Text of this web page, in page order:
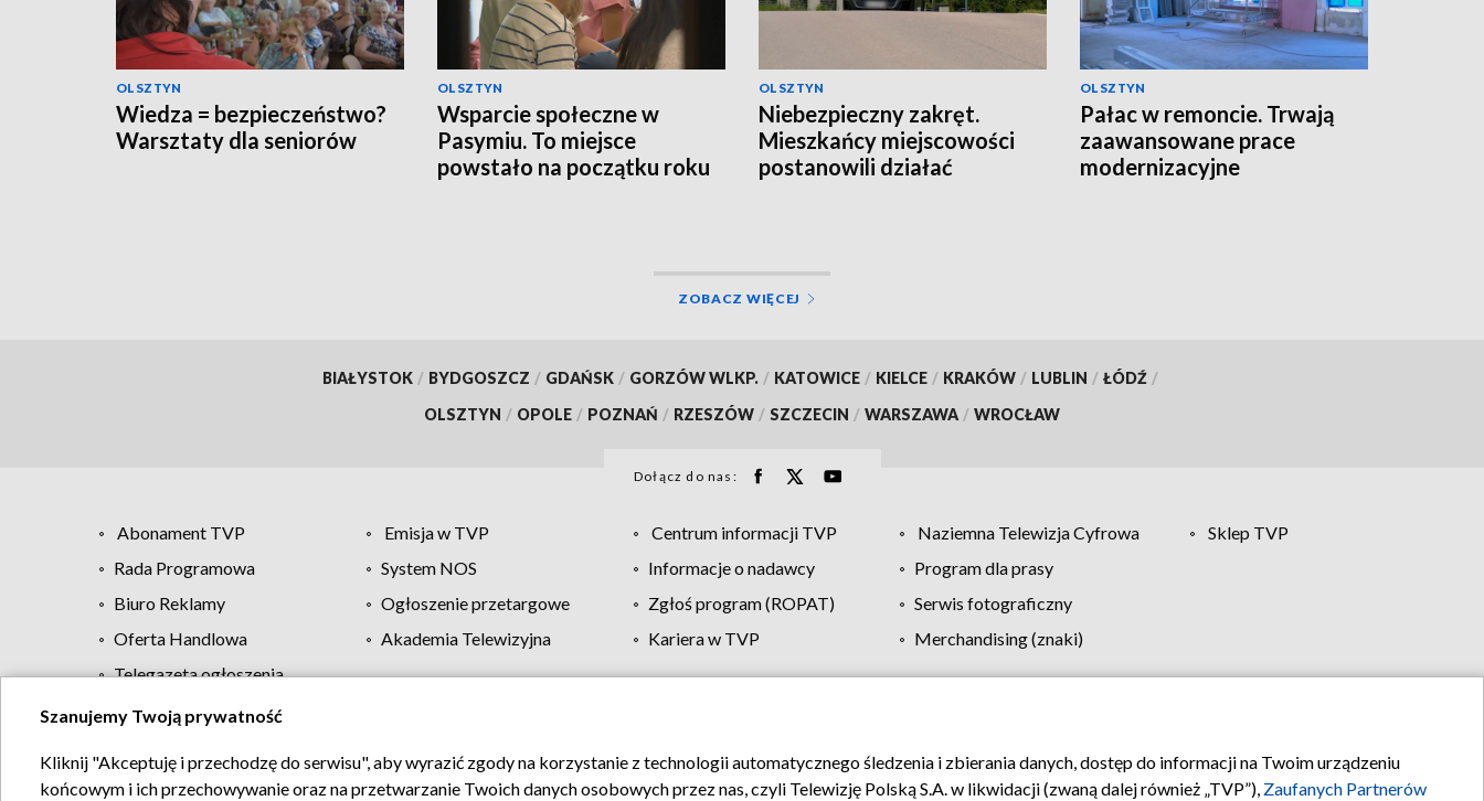
OLSZTYN
Wiedza = bezpieczeństwo?
Warsztaty dla seniorów
OLSZTYN
Wsparcie społeczne w
Pasymiu. To miejsce
powstało na początku roku
OLSZTYN
Niebezpieczny zakręt.
Mieszkańcy miejscowości
postanowili działać
OLSZTYN
Pałac w remoncie. Trwają
zaawansowane prace
modernizacyjne
ZOBACZ WIĘCEJ
BIAŁYSTOK / BYDGOSZCZ / GDAŃSK / GORZÓW WLKP. / KATOWICE / KIELCE / KRAKÓW / LUBLIN / ŁÓDŹ /
OLSZTYN / OPOLE / POZNAŃ / RZESZÓW / SZCZECIN / WARSZAWA / WROCŁAW
Dołącz do nas:
Abonament TVP Emisja w TVP Centrum informacji TVP Naziemna Telewizja Cyfrowa
Sklep TVP
Rada Programowa
System NOS Informacje o nadawcy
Program dla prasy
Biuro Reklamy
Ogłoszenie przetargowe Zgłoś program (ROPAT)
Serwis fotograficzny
Oferta Handlowa
Akademia Telewizyjna Kariera w TVP
Merchandising (znaki)
Telegazeta ogłoszenia
Regulamin TVP Polityka prywatności Moje zgody Pomoc Biuro reklamy Kontakt
Szanujemy Twoją prywatność
Kliknij "Akceptuję i przechodzę do serwisu", aby wyrazić zgody na korzystanie z technologii automatycznego śledzenia i zbierania danych, dostęp do informacji na Twoim urządzeniu
końcowym i ich przechowywanie oraz na przetwarzanie Twoich danych osobowych przez nas, czyli Telewizję Polską S.A. w likwidacji (zwaną dalej również „TVP”), Zaufanych Partnerów